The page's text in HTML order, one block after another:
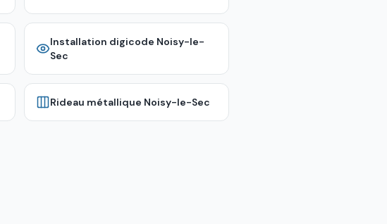
Installation digicode Noisy-le-
Sec
Rideau métallique Noisy-le-Sec